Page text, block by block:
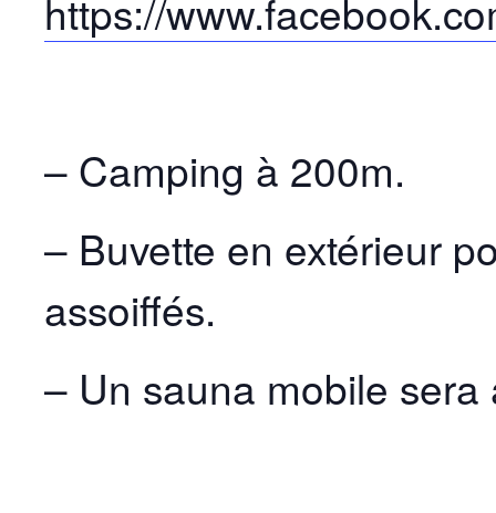
https://
– Camping à 200m.
– Buvette en extérieur
assoiffés.
– Un sauna mobile